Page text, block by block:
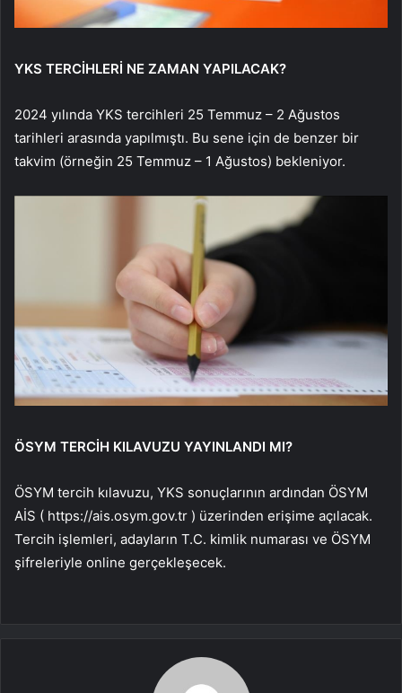
YKS TERCİHLERİ NE ZAMAN YAPILACAK?
2024 yılında YKS tercihleri 25 Temmuz – 2 Ağustos
tarihleri arasında yapılmıştı. Bu sene için de benzer bir
takvim (örneğin 25 Temmuz – 1 Ağustos) bekleniyor.
ÖSYM TERCİH KILAVUZU YAYINLANDI MI?
ÖSYM tercih kılavuzu, YKS sonuçlarının ardından ÖSYM
AİS ( https://ais.osym.gov.tr ) üzerinden erişime açılacak.
Tercih işlemleri, adayların T.C. kimlik numarası ve ÖSYM
şifreleriyle online gerçekleşecek.